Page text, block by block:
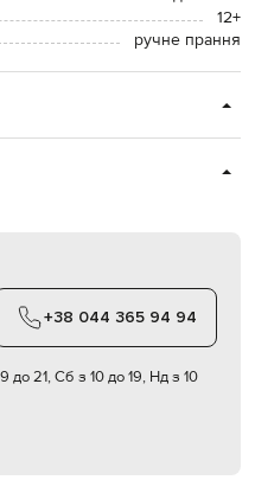
12+
ручне прання
+38 044 365 94 94
до 21, Сб з 10 до 19, Нд з 10